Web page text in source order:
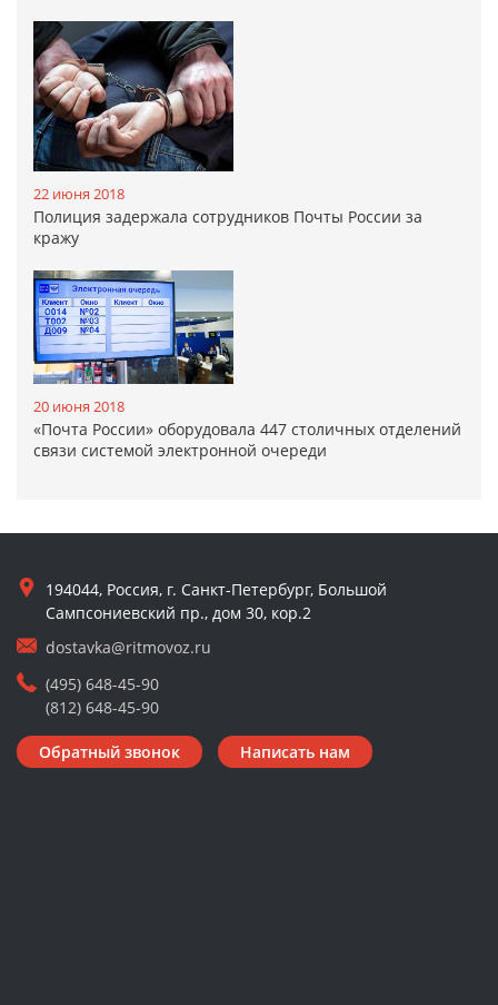
22 июня 2018
Полиция задержала сотрудников Почты России за
кражу
20 июня 2018
«Почта России» оборудовала 447 столичных отделений
связи системой электронной очереди
194044, Россия, г. Санкт-Петербург, Большой
Сампсониевский пр., дом 30, кор.2
dostavka@ritmovoz.ru
(495) 648-45-90
(812) 648-45-90
Обратный звонок Написать нам